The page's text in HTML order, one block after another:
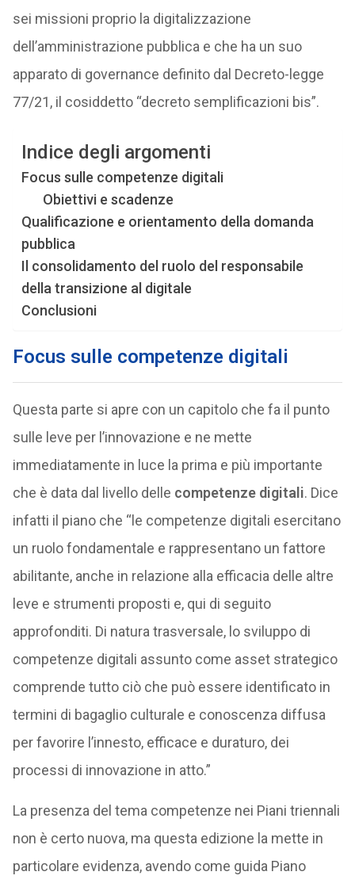
sei missioni proprio la digitalizzazione
dell’amministrazione pubblica e che ha un suo
apparato di governance definito dal Decreto-legge
77/21, il cosiddetto “decreto semplificazioni bis”.
Indice degli argomenti
Focus sulle competenze digitali
Obiettivi e scadenze
Qualificazione e orientamento della domanda
pubblica
Il consolidamento del ruolo del responsabile
della transizione al digitale
Conclusioni
Focus sulle competenze digitali
Questa parte si apre con un capitolo che fa il punto
sulle leve per l’innovazione e ne mette
immediatamente in luce la prima e più importante
che è data dal livello delle competenze digitali. Dice
infatti il piano che “le competenze digitali esercitano
un ruolo fondamentale e rappresentano un fattore
abilitante, anche in relazione alla efficacia delle altre
leve e strumenti proposti e, qui di seguito
approfonditi. Di natura trasversale, lo sviluppo di
competenze digitali assunto come asset strategico
comprende tutto ciò che può essere identificato in
termini di bagaglio culturale e conoscenza diffusa
per favorire l’innesto, efficace e duraturo, dei
processi di innovazione in atto.”
La presenza del tema competenze nei Piani triennali
non è certo nuova, ma questa edizione la mette in
particolare evidenza, avendo come guida Piano